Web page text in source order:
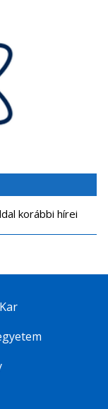
korábbi hírei